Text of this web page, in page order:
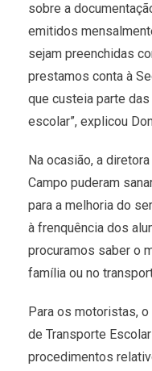
sobre a
emitidos
sejam preenchidas
prestamos conta à
que custeia parte
escolar”, explicou
Na ocasião, a
Campo puderam
para a melhoria do
à frenquência dos
procuramos saber o
família ou no
Para os motoristas,
de Transporte
procedimentos